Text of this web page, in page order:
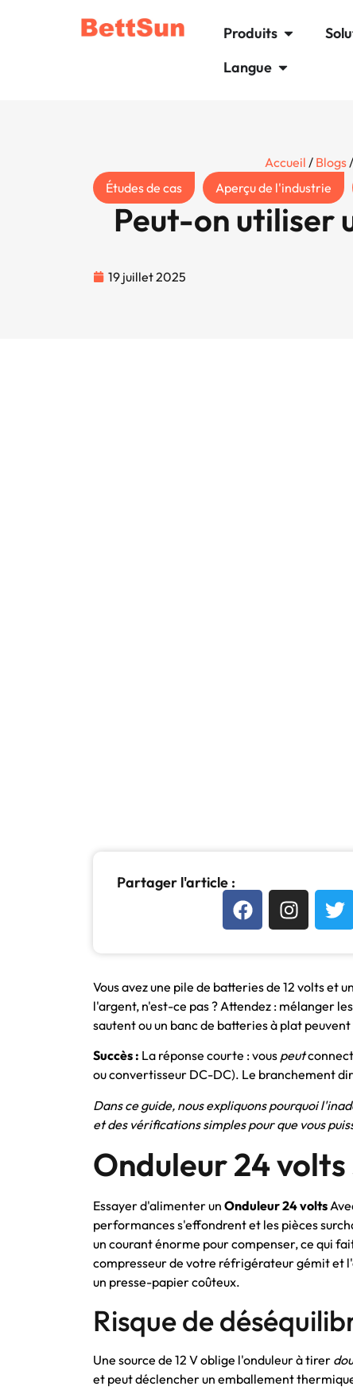
Produits
Langue
Accueil / Blogs/
Études de cas
Aperçu de l'industrie
Peut-on utiliser
19 juillet 2025
Partager l'article :
Vous avez une pile de batteries de 12 volts et
l'argent, n'est-ce pas ? Attendez : mélanger
sautent ou un banc de batteries à plat
Succès : La réponse courte : vous peut
ou convertisseur DC-DC). Le branchement
Dans ce guide, nous expliquons pourquoi
et des vérifications simples pour que vous
Onduleur 24
Essayer d'alimenter un Onduleur 24 volts
performances s'effondrent et les pièces
un courant énorme pour compenser, ce qui
compresseur de votre réfrigérateur gémit et
un presse-papier coûteux.
Risque de
Une source de 12 V oblige l'onduleur à tirer
et peut déclencher un emballement